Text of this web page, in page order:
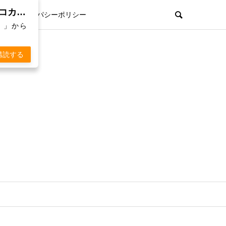
プライパシーポリシー
親孝行欲を刺激するWebマガジン「 KOKARA（コカラ）」から通知を受け取る
」から
読する